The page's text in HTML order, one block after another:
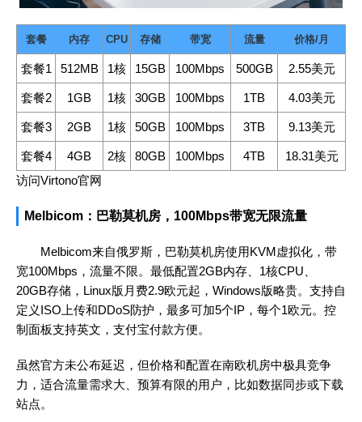
套餐 内存 CPU 存储 带宽 流量 价格/月
套餐1 512MB 1核 15GB 100Mbps 500GB 2.55美元
套餐2 1GB 1核 30GB 100Mbps 1TB 4.03美元
套餐3 2GB 1核 50GB 100Mbps 3TB 9.13美元
套餐4 4GB 2核 80GB 100Mbps 4TB
18.31美元
访问Virtono官网
Melbicom：巴勒莫机房，100Mbps带宽无限流量
Melbicom来自俄罗斯，巴勒莫机房使用KVM虚拟化，带
宽100Mbps，流量不限。最低配置2GB内存、1核CPU、
20GB存储，Linux版月费2.9欧元起，Windows版略贵。支持自
定义ISO上传和DDoS防护，最多可加5个IP，每个1欧元。控
制面板支持英文，支付宝付款方便。
虽然官方未公布延迟，但价格和配置在南欧机房中极具竞争
力，适合流量需求大、预算有限的用户，比如数据同步或下载
站点。